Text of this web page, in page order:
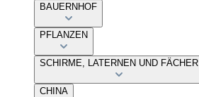
BAUERNHOF
PFLANZEN
SCHIRME, LATERNEN UND FÄCHER
CHINA